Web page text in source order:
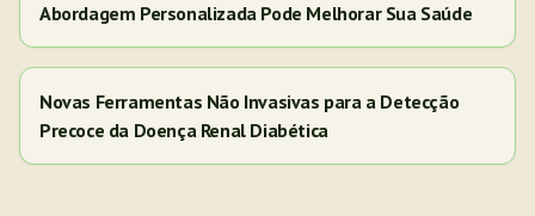
Abordagem Personalizada Pode Melhorar Sua Saúde
Novas Ferramentas Não Invasivas para a Detecção
Precoce da Doença Renal Diabética